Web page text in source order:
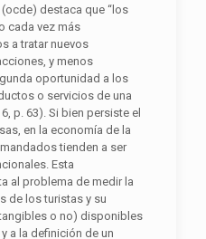
destaca que “los
cada vez más
a tratar nuevos
y menos
oportunidad a los
o servicios de una
p. 63). Si bien persiste el
en la economía de la
tienden a ser
Esta
al problema de medir la
de los turistas y su
o no) disponibles
a la definición de un